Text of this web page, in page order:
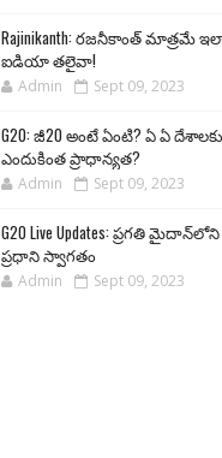
Rajinikanth: రజనీకాంత్
ఐడియా తలైవా!
Admin Sept 09, 2023
G20: జీ20 అంటే ఏంటి? ఏ ఏ
ఎందుకింత ప్రాధాన్యత?
Admin Sept 09, 2023
G20 Live Updates: ప్రగతి
ప్రధాని స్వాగతం
Admin Sept 09, 2023